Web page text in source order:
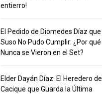
entierro!
El Pedido de Diomedes Díaz que
Suso No Pudo Cumplir: ¿Por qué
Nunca se Vieron en el Set?
Elder Dayán Díaz: El Heredero del
Cacique que Guarda la Última